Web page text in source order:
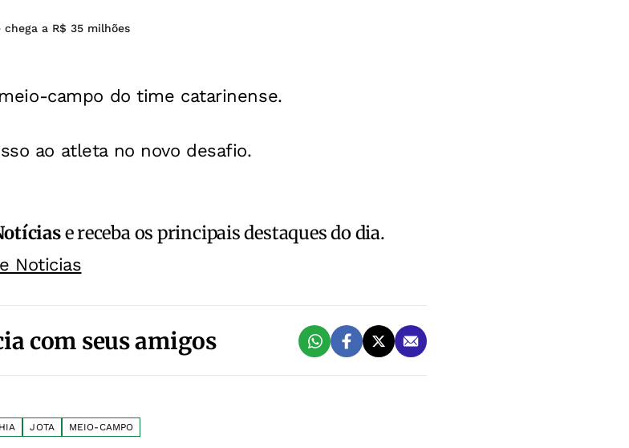
a R$ 35 milhões
campo do time catarinense.
ao atleta no novo desafio.
e receba os principais destaques do dia.
Noticias
com seus amigos
JOTA MEIO-CAMPO